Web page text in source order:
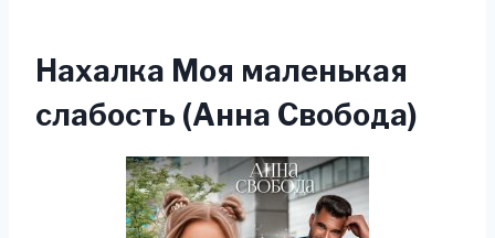
Нахалка Моя маленькая
слабость (Анна Свобода)